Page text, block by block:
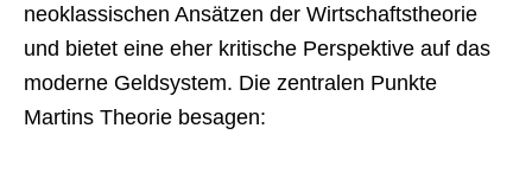
neoklassischen Ansätzen der Wirtschaftstheorie
und bietet eine eher kritische Perspektive auf das
moderne Geldsystem. Die zentralen Punkte
Martins Theorie besagen: